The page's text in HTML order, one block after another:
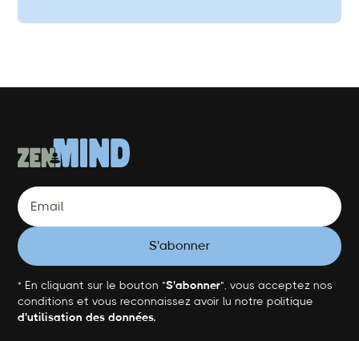
* En cliquant sur le bouton "S'abonner", vous acceptez nos
conditions et vous reconnaissez avoir lu notre politique
d'utilisation des données.